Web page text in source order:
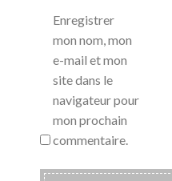
Enregistrer
mon nom, mon
e-mail et mon
site dans le
navigateur pour
mon prochain
commentaire.